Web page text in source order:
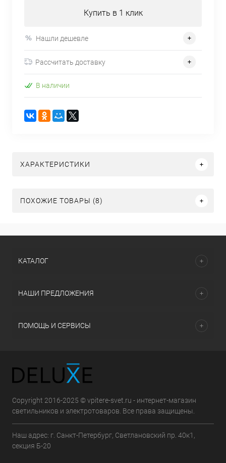
Купить в 1 клик
Нашли дешевле
Рассчитать доставку
В наличии
ХАРАКТЕРИСТИКИ
ПОХОЖИЕ ТОВАРЫ (8)
КАТАЛОГ
НАШИ ПРЕДЛОЖЕНИЯ
ПОМОЩЬ И СЕРВИСЫ
Copyright 2016-2025 © vpitere-svet.ru - интернет-магазин
светильников и электротоваров. Все права защищены.
Наш адрес: г. Санкт-Петербург, Светлановский пр. 40к1,
секция Б-20